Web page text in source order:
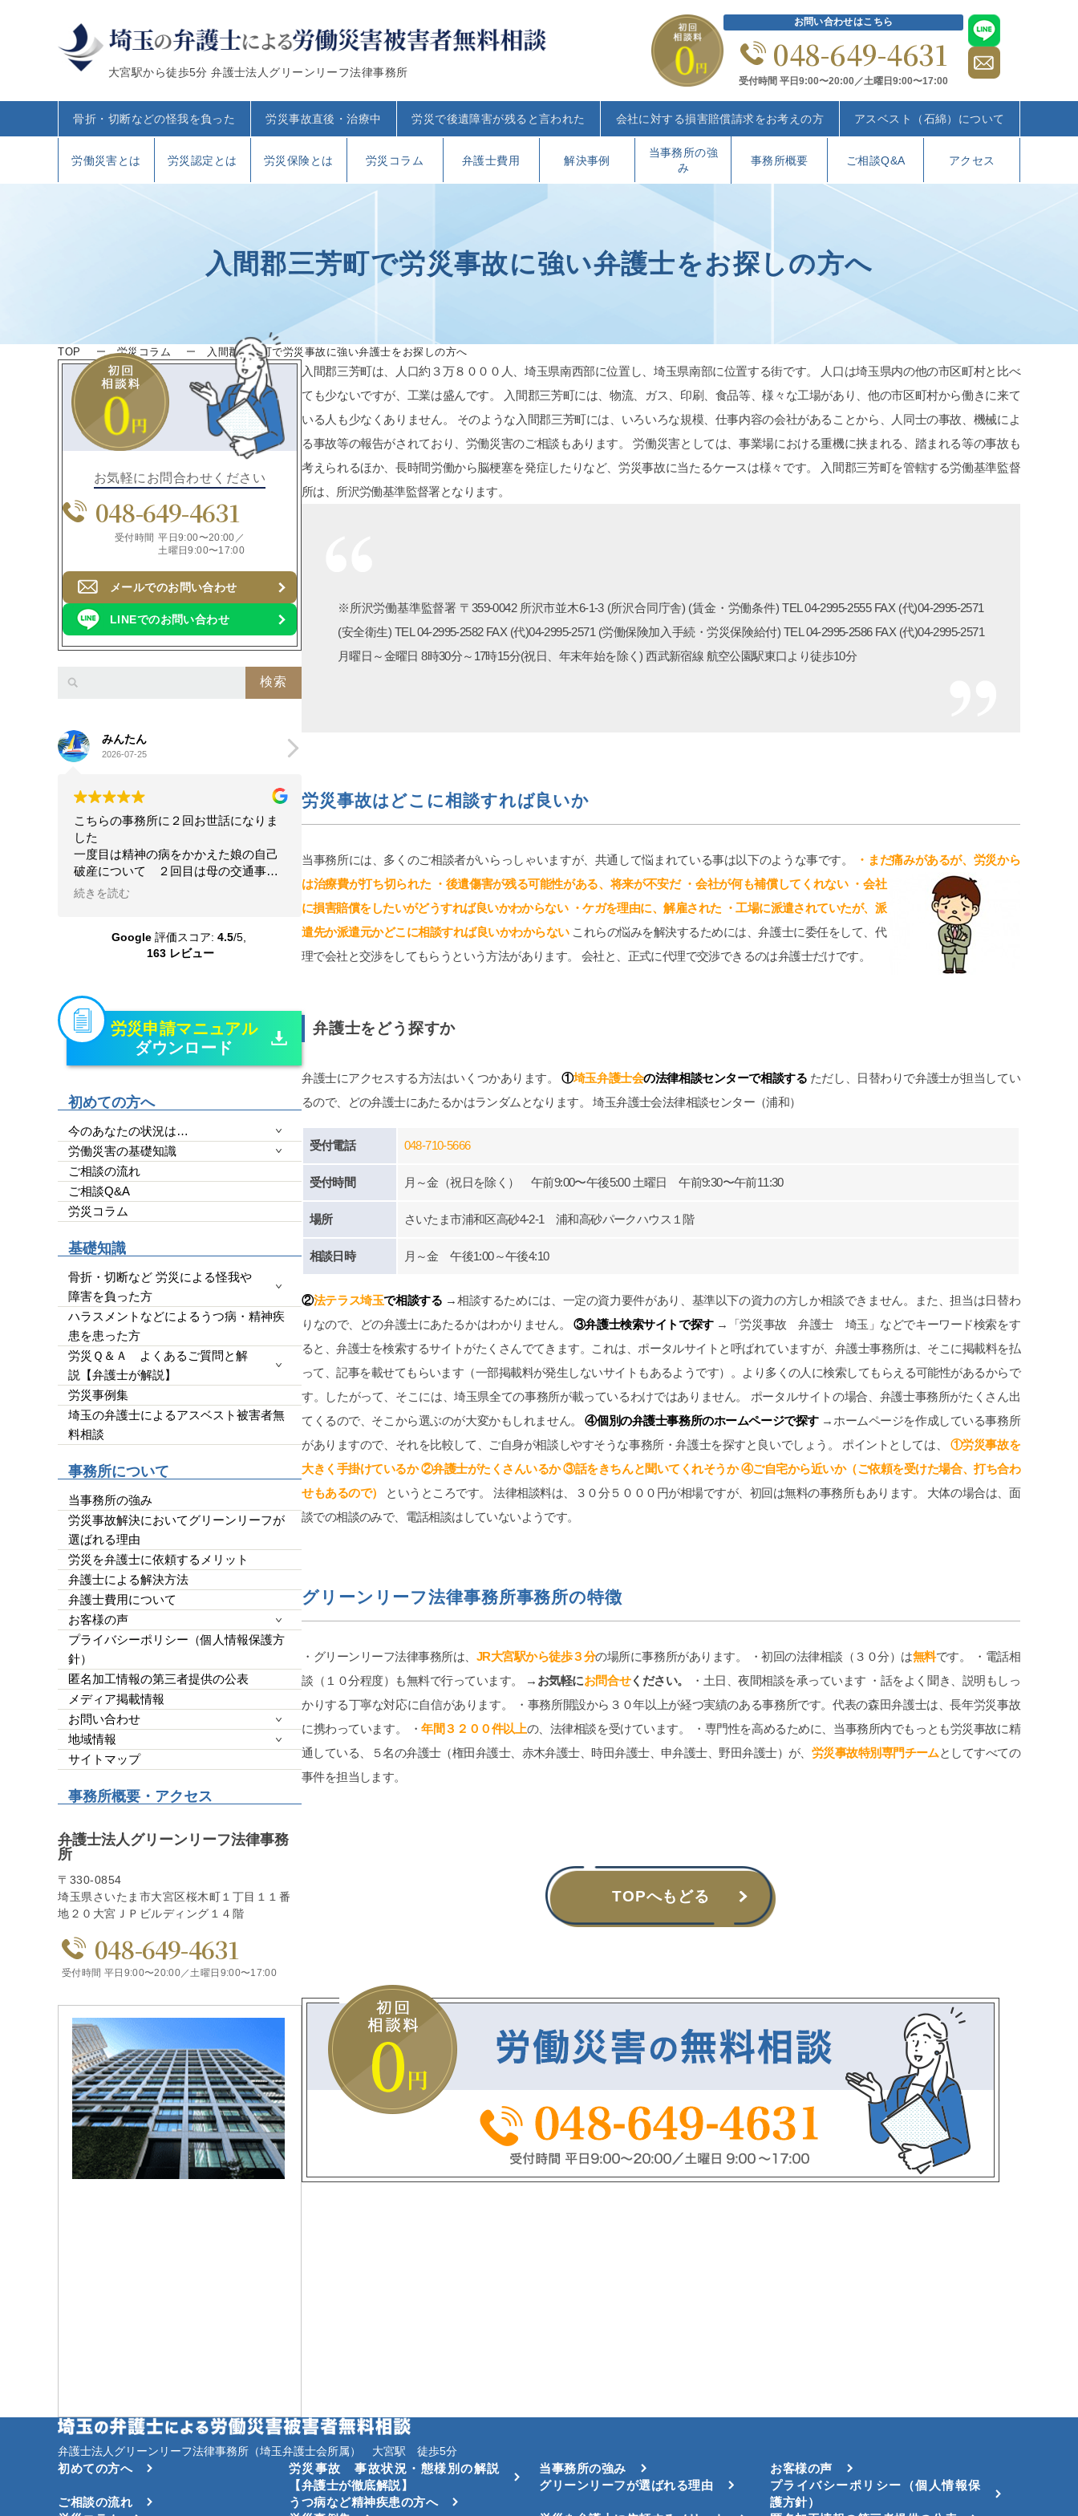
大宮駅から徒歩5分 弁護士法人グリーンリーフ法律事務所
お問い合わせはこちら
048-649-4631
受付時間 平日9:00〜20:00／土曜日9:00〜17:00
骨折・切断などの怪我を負った 労災事故直後・治療中 労災で後遺障害が残ると言われた 会社に対する損害賠償請求をお考えの方 アスベスト（石綿）について
労働災害とは 労災認定とは 労災保険とは 労災コラム 弁護士費用 解決事例
当事務所の強
み
事務所概要 ご相談Q&A アクセス
入間郡三芳町で労災事故に強い弁護士をお探しの方へ
TOP 労災コラム 入間郡三芳町で労災事故に強い弁護士をお探しの方へ
お気軽にお問合わせください
048-649-4631
受付時間 平日9:00〜20:00／
土曜日9:00〜17:00
メールでのお問い合わせ
LINEでのお問い合わせ
検索
みんたん
2026-07-25
こちらの事務所に２回お世話になりま
した
一度目は精神の病をかかえた娘の自己
破産について ２回目は母の交通事故
の賠償請求について こちらの状況を
な問題を精神的負担も軽くしていただ
き乗り越えることができました 本当
続きを読む
について、女性の為にテクニック、個
人的感想を参考にと書きます。大宮駅
前から少し歩いた大きなビルの13階に
あります。事務な受付担当はとても良
護士さんは、平栗弁護士です。LINEの
レスポンスは良いですが、沢山掛け持
機嫌悪そうなら、ヤオコーの安いかり
ん糖か、栄養ドリンク1本あげれば優し
定行為については、証拠のハードルが
YouTubeで｢ダンベルHERO｣を見ると
なく完全なる証拠一択と、弁護士の力
端的に経緯をまとめ持参していくと有
効かつ便利です。チャットGPやGemini
玉県民であれば、アデ○ーレさんより完
全にいいです。支払った金額に対して
今回の結果は私にとって完全なるWin
です。ただ、証拠、何を争いたいかを
明確にし、自分でも勉強する必要はあ
ります。弁護士に丸投げはできないで
す。26年４月からの法改正で本当に良
かったです。子供の為にハードルが高
いと断念せず、精神、不貞、金銭、仕
事の為に泣き寝入り、子供の親権だけ
など思わず、一度相談をするべきで
勝負にでてもいいと思います。あとは
平栗弁護士に丸投げでよいです(笑)
他の弁護士事務所もいくつか当たりま
したが、コネがない方は探すテクニッ
クが必要なので、事務所のアンケート
ではなくここに書かせて頂きました。
皆様の参考になれば幸いです。よけれ
続きを読む
ただき、安心してお任せできました。
LINEで気軽に連絡が取れるのも便利で
した。ありがとうございました。
続きを読む
になりました。
夫は高所から転落したため脳の損傷が
激しく、理解力が低下している事か
ら、会社側は
成年後見人を立てる様要求してきまし
たが、私はこの制度がどうも納得出来
ずご相談しました。
お二人の先生はわざわざ自宅に出向い
した。
続きを読む
Google 評価スコア: 4.5/5,
163 レビュー
労災申請マニュアル
ダウンロード
初めての方へ
今のあなたの状況は…
労働災害の基礎知識
ご相談の流れ
ご相談Q&A
労災コラム
基礎知識
骨折・切断など 労災による怪我や
障害を負った方
ハラスメントなどによるうつ病・精神疾
患を患った方
労災Ｑ＆Ａ よくあるご質問と解
説【弁護士が解説】
労災事例集
埼玉の弁護士によるアスベスト被害者無
料相談
事務所について
当事務所の強み
労災事故解決においてグリーンリーフが
選ばれる理由
労災を弁護士に依頼するメリット
弁護士による解決方法
弁護士費用について
お客様の声
プライバシーポリシー（個人情報保護方
針）
匿名加工情報の第三者提供の公表
メディア掲載情報
お問い合わせ
地域情報
サイトマップ
事務所概要・アクセス
弁護士法人グリーンリーフ法律事務
所
〒330-0854
埼玉県さいたま市大宮区桜木町１丁目１１番
地２０大宮ＪＰビルディング１４階
048-649-4631
受付時間 平日9:00〜20:00／土曜日9:00〜17:00
入間郡三芳町は、人口約３万８０００人、埼玉県南西部に位置し、埼玉県南部に位置する街です。 人口は埼玉県内の他の市区町村と比べ
ても少ないですが、工業は盛んです。 入間郡三芳町には、物流、ガス、印刷、食品等、様々な工場があり、他の市区町村から働きに来て
いる人も少なくありません。 そのような入間郡三芳町には、いろいろな規模、仕事内容の会社があることから、人同士の事故、機械によ
る事故等の報告がされており、労働災害のご相談もあります。 労働災害としては、事業場における重機に挟まれる、踏まれる等の事故も
考えられるほか、長時間労働から脳梗塞を発症したりなど、労災事故に当たるケースは様々です。 入間郡三芳町を管轄する労働基準監督
所は、所沢労働基準監督署となります。
※所沢労働基準監督署 〒359-0042 所沢市並木6-1-3 (所沢合同庁舎) (賃金・労働条件) TEL 04-2995-2555 FAX (代)04-2995-2571
(安全衛生) TEL 04-2995-2582 FAX (代)04-2995-2571 (労働保険加入手続・労災保険給付) TEL 04-2995-2586 FAX (代)04-2995-2571
月曜日～金曜日 8時30分～17時15分(祝日、年末年始を除く) 西武新宿線 航空公園駅東口より徒歩10分
労災事故はどこに相談すれば良いか
当事務所には、多くのご相談者がいらっしゃいますが、共通して悩まれている事は以下のような事です。
・まだ痛みがあるが、労災から
は治療費が打ち切られた ・後遺傷害が残る可能性がある、将来が不安だ ・会社が何も補償してくれない ・会社
に損害賠償をしたいがどうすれば良いかわからない ・ケガを理由に、解雇された ・工場に派遣されていたが、派
遣先か派遣元かどこに相談すれば良いかわからないこれらの悩みを解決するためには、弁護士に委任をして、代
理で会社と交渉をしてもらうという方法があります。 会社と、正式に代理で交渉できるのは弁護士だけです。
弁護士をどう探すか
弁護士にアクセスする方法はいくつかあります。①埼玉弁護士会の法律相談センターで相談する ただし、日替わりで弁護士が担当してい
るので、どの弁護士にあたるかはランダムとなります。 埼玉弁護士会法律相談センター（浦和）
受付電話 048-710-5666
受付時間 月～金（祝日を除く） 午前9:00〜午後5:00 土曜日 午前9:30〜午前11:30
場所 さいたま市浦和区高砂4-2-1 浦和高砂パークハウス１階
相談日時 月～金 午後1:00～午後4:10
②法テラス埼玉で相談する →相談するためには、一定の資力要件があり、基準以下の資力の方しか相談できません。また、担当は日替わ
りなので、どの弁護士にあたるかはわかりません。 ③弁護士検索サイトで探す→「労災事故 弁護士 埼玉」などでキーワード検索をす
ると、弁護士を検索するサイトがたくさんでてきます。これは、ポータルサイトと呼ばれていますが、弁護士事務所は、そこに掲載料を払
って、記事を載せてもらいます（一部掲載料が発生しないサイトもあるようです）。より多くの人に検索してもらえる可能性があるからで
す。したがって、そこには、埼玉県全ての事務所が載っているわけではありません。 ポータルサイトの場合、弁護士事務所がたくさん出
てくるので、そこから選ぶのが大変かもしれません。④個別の弁護士事務所のホームページで探す→ホームページを作成している事務所
がありますので、それを比較して、ご自身が相談しやすそうな事務所・弁護士を探すと良いでしょう。 ポイントとしては、 ①労災事故を
大きく手掛けているか ②弁護士がたくさんいるか ③話をきちんと聞いてくれそうか ④ご自宅から近いか（ご依頼を受けた場合、打ち合わ
せもあるので）
というところです。 法律相談料は、３０分５０００円が相場ですが、初回は無料の事務所もあります。 大体の場合は、面
談での相談のみで、電話相談はしていないようです。
グリーンリーフ法律事務所事務所の特徴
・グリーンリーフ法律事務所は、 JR大宮駅から徒歩３分の場所に事務所があります。 ・初回の法律相談（３０分）は無料です。 ・電話相
談（１０分程度）も無料で行っています。
→お気軽にお問合せください。
・土日、夜間相談を承っています ・話をよく聞き、説明もしっ
かりする丁寧な対応に自信があります。 ・事務所開設から３０年以上が経つ実績のある事務所です。代表の森田弁護士は、長年労災事故
に携わっています。 ・年間３２００件以上の、法律相談を受けています。 ・専門性を高めるために、当事務所内でもっとも労災事故に精
通している、５名の弁護士（権田弁護士、赤木弁護士、時田弁護士、申弁護士、野田弁護士）が、 労災事故特別専門チームとしてすべての
事件を担当します。
TOPへもどる
弁護士法人グリーンリーフ法律事務所（埼玉弁護士会所属） 大宮駅 徒歩5分
初めての方へ
労災事故 事故状況・態様別の解説
【弁護士が徹底解説】
ご相談の流れ
うつ病など精神疾患の方へ
当事務所の強み
お客様の声
グリーンリーフが選ばれる理由
プライバシーポリシー（個人情報保
護方針）